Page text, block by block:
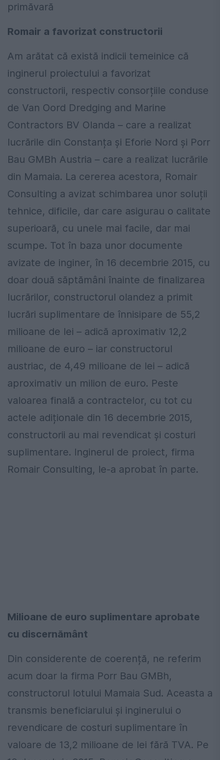
primăvară
Romair a favorizat constructorii
Am arătat că există indicii temeinice că
inginerul proiectului a favorizat
constructorii, respectiv consorțiile conduse
de Van Oord Dredging and Marine
Contractors BV Olanda – care a realizat
lucrările din Constanța și Eforie Nord și Porr
Bau GMBh Austria – care a realizat lucrările
din Mamaia. La cererea acestora, Romair
Consulting a avizat schimbarea unor soluții
tehnice, dificile, dar care asigurau o calitate
superioară, cu unele mai facile, dar mai
scumpe. Tot în baza unor documente
avizate de inginer, în 16 decembrie 2015, cu
doar două săptămâni înainte de finalizarea
lucrărilor, constructorul olandez a primit
lucrări suplimentare de înnisipare de 55,2
milioane de lei – adică aproximativ 12,2
milioane de euro – iar constructorul
austriac, de 4,49 milioane de lei – adică
aproximativ un milion de euro. Peste
valoarea finală a contractelor, cu tot cu
actele adiționale din 16 decembrie 2015,
constructorii au mai revendicat și costuri
suplimentare. Inginerul de proiect, firma
Romair Consulting, le-a aprobat în parte.
Milioane de euro suplimentare aprobate
cu discernământ
Din considerente de coerență, ne referim
acum doar la firma Porr Bau GMBh,
constructorul lotului Mamaia Sud. Aceasta a
transmis beneficiarului și inginerului o
revendicare de costuri suplimentare în
valoare de 13,2 milioane de lei fără TVA. Pe